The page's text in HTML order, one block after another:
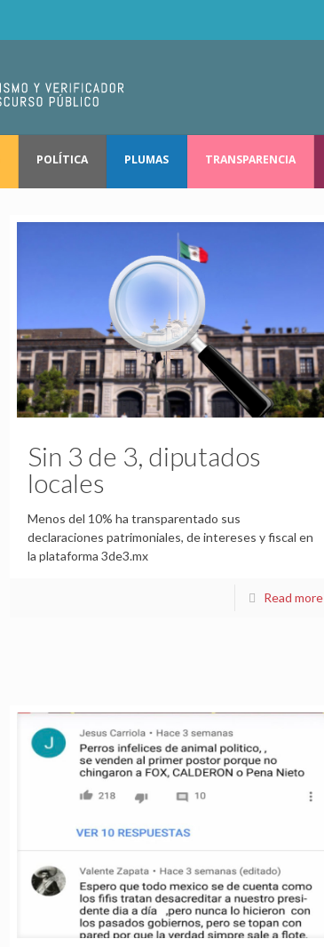
POLÍTICA PLUMAS TRANSPARENCIA
Sin 3 de 3, diputados
locales
Menos del 10% ha transparentado sus
declaraciones patrimoniales, de intereses y fiscal en
la plataforma 3de3.mx
Read more